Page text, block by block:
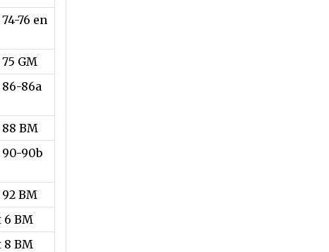
76 en
GM
86a
BM
90b
BM
6 BM
8 BM